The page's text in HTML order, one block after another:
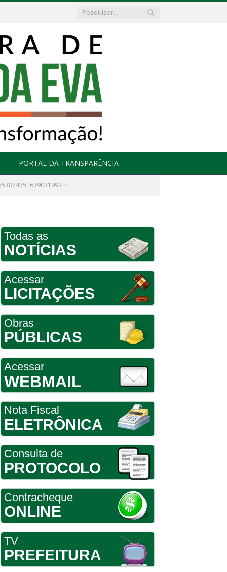
PORTAL DA TRANSPARÊNCIA
Todas as
NOTÍCIAS
Acessar
LICITAÇÕES
Obras
PÚBLICAS
Acessar
WEBMAIL
Nota Fiscal
ELETRÔNICA
Consulta de
PROTOCOLO
Contracheque
ONLINE
TV
PREFEITURA